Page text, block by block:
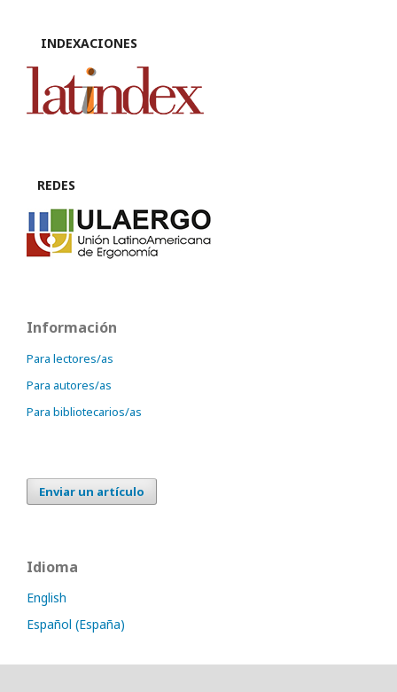
INDEXACIONES
REDES
Información
Para lectores/as
Para autores/as
Para bibliotecarios/as
Enviar un artículo
Idioma
English
Español (España)